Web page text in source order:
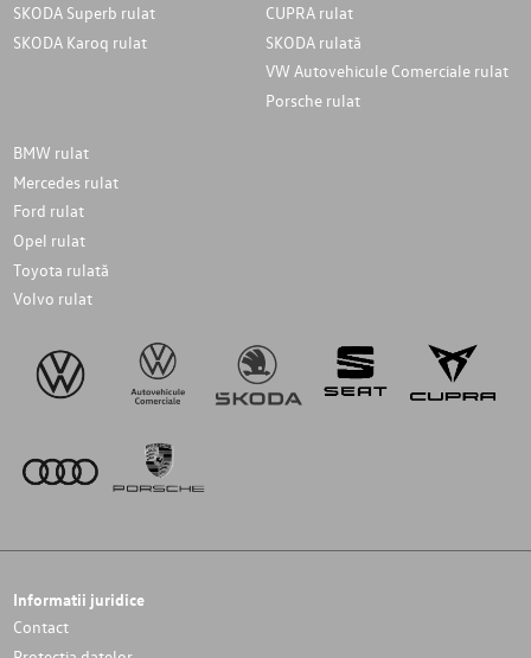
SKODA Superb rulat
SKODA Karoq rulat
CUPRA rulat
SKODA rulată
VW Autovehicule Comerciale rulat
Porsche rulat
BMW rulat
Mercedes rulat
Ford rulat
Opel rulat
Toyota rulată
Volvo rulat
Informatii juridice
Contact